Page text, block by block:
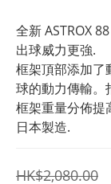
全新 ASTROX
出球威力更強.
框架頂部添加了
球的動力傳輸。
框架重量分佈提
日本製造.
HK$2,080.00